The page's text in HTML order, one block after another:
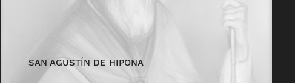
SAN AGUSTÍN DE HIPONA